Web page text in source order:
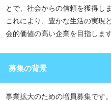
とで、社会からの信頼を獲得しま
これにより、豊かな生活の実現
会的価値の高い企業を目指します
募集の背景
事業拡大のための増員募集です。